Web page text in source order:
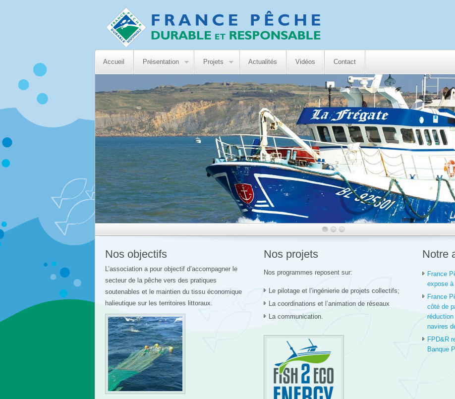
Accueil Présentation Projets Actualités Vidéos Contact
Nos objectifs
L’association a pour objectif d’accompagner le
secteur de la pêche vers des pratiques
soutenables et le maintien du tissu économique
halieutique sur les territoires littoraux.
Nos projets
Nos programmes reposent sur:
Le pilotage et l’ingénierie de projets collectifs;
La coordinations et l’animation de réseaux
La communication.
Notre
France
expose à
France
côté de
navires
FPD&R
Banque